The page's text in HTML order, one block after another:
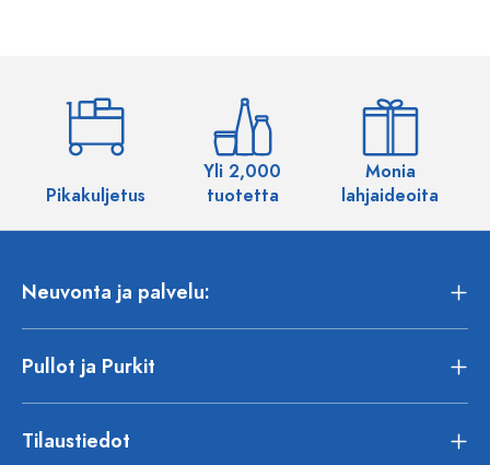
Pikakuljetus
Yli 2,000
tuotetta
Monia
lahjaideoita
Neuvonta ja palvelu:
Pullot ja Purkit
Tilaustiedot